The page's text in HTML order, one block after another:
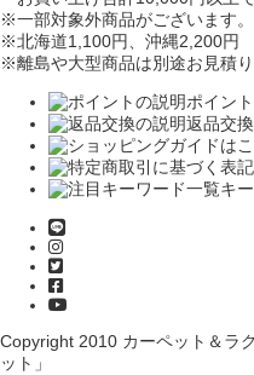
※一部対象外商品がございます。
※北海道1,100円、沖縄2,200円
※離島や大型商品は別途お見積り
ポイン
返品交
キ
Copyright 2010 カーペット＆ラ
ット」